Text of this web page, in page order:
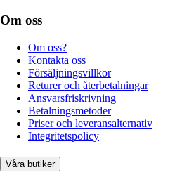
Om oss
Om oss?
Kontakta oss
Försäljningsvillkor
Returer och återbetalningar
Ansvarsfriskrivning
Betalningsmetoder
Priser och leveransalternativ
Integritetspolicy
Våra butiker